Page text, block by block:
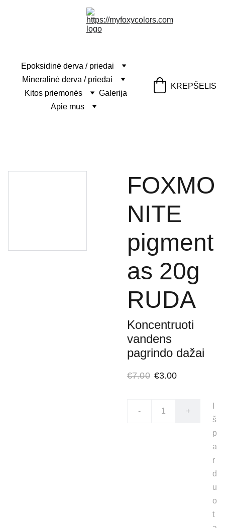
Epoksidinė derva / priedai
Mineralinė derva / priedai
Kitos priemonės
Galerija
Apie mus
KREPŠELIS
FOXMO
NITE
pigment
as 20g
RUDA
Koncentruoti
vandens
pagrindo dažai
€7.00 €3.00
- +
š
p
a
r
d
u
o
t